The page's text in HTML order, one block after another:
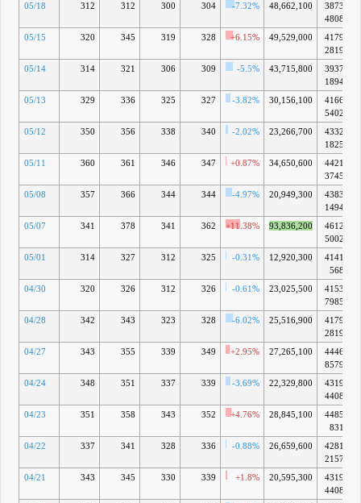
05/18
312 312 300 304 -7.32% 48,662,100
3873億
4808万
05/15
320 345 319 328 +6.15% 49,529,000
4179億
2819万
05/14
314 321 306 309 -5.5% 43,715,800
3937億
1894万
05/13
329 336 325 327 -3.82% 30,156,100
4166億
5402万
05/12
350 356 338 340 -2.02% 23,266,700
4332億
1825万
05/11
360 361 346 347 +0.87% 34,650,600
4421億
3745万
05/08
357 366 344 344 -4.97% 20,949,300
4383億
1494万
05/07
341 378 341 362 +11.38% 93,836,200
4612億
5002万
05/01
314 327 312 325 -0.31% 12,920,300
4141億
568万
04/30
320 326 312 326 -0.61% 23,025,500
4153億
7985万
04/28
342 343 323 328 -6.02% 25,516,900
4179億
2819万
04/27
343 355 339 349 +2.95% 27,265,100
4446億
8579万
04/24
348 351 337 339 -3.69% 22,329,800
4319億
4408万
04/23
351 358 343 352 +4.76% 28,845,100
4485億
831万
04/22
337 341 328 336 -0.88% 26,659,600
4281億
2157万
04/21
343 345 330 339 +1.8% 20,595,300
4319億
4408万